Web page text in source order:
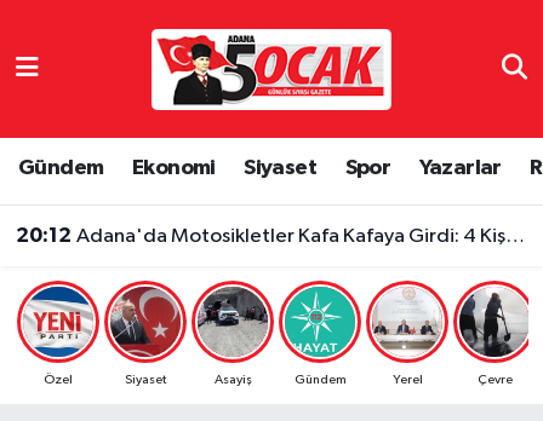
Gündem Ekonomi Siyaset Spor Yazarlar
20:12 Adana'da Motosikletler Kafa Kafaya Girdi: 4 Kişi Yaralandı
Özel Siyaset Asayiş Gündem Yerel Çevre
Dünya
Eğitim
Adana Nöbetçi Eczaneler
Adana Trafik Yoğunluk Haritası
Süper Lig Puan Durumu ve Fikstür